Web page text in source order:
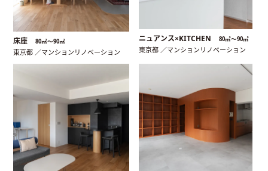
床座 80㎡〜90㎡
東京都 ／マンションリノベーション
ニュアンス×KITCHEN 80㎡〜90㎡
東京都 ／マンションリノベーション